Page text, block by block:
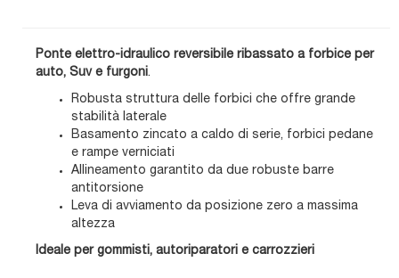
Ponte elettro-idraulico reversibile ribassato a forbice per
auto, Suv e furgoni.
Robusta struttura delle forbici che offre grande
stabilità laterale
Basamento zincato a caldo di serie, forbici pedane
e rampe verniciati
Allineamento garantito da due robuste barre
antitorsione
Leva di avviamento da posizione zero a massima
altezza
Ideale per gommisti, autoriparatori e carrozzieri